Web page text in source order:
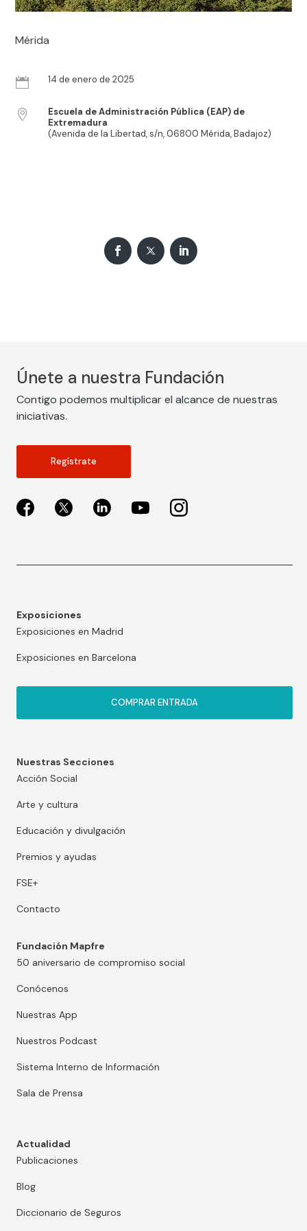
Mérida
 14 de enero de 2025

Escuela de Administración Pública (EAP) de
Extremadura
(Avenida de la Libertad, s/n, 06800 Mérida, Badajoz)
Únete a nuestra Fundación
Contigo podemos multiplicar el alcance de nuestras
iniciativas.
Regístrate
Exposiciones
Exposiciones en Madrid
Exposiciones en Barcelona
COMPRAR ENTRADA
Nuestras Secciones
Acción Social
Arte y cultura
Educación y divulgación
Premios y ayudas
FSE+
Contacto
Fundación Mapfre
50 aniversario de compromiso social
Conócenos
Nuestras App
Nuestros Podcast
Sistema Interno de Información
Sala de Prensa
Actualidad
Publicaciones
Blog
Diccionario de Seguros